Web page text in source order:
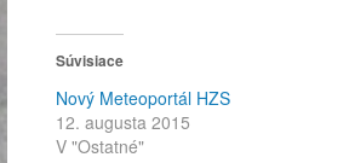
Súvisiace
Nový Meteoportál HZS
12. augusta 2015
V "Ostatné"